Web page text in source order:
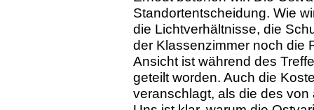
Standortentscheidung. Wie
die Lichtverhältnisse, die
der Klassenzimmer noch die
Ansicht ist während des
geteilt worden. Auch die
veranschlagt, als die des